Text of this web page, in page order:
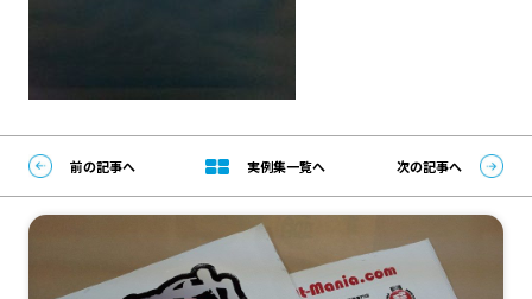
前の記事へ 実例集一覧へ 次の記事へ